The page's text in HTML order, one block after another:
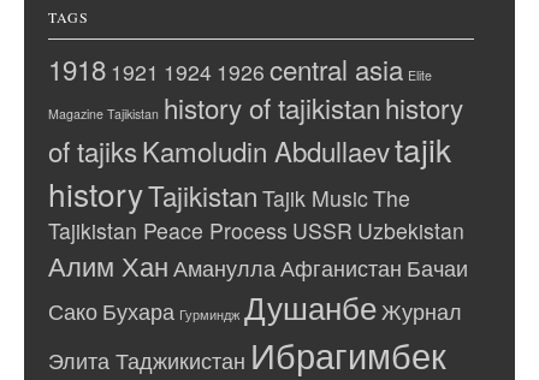
TAGS
1918 1921 1924 1926 central asia Elite
Magazine Tajikistan history of tajikistanhistory
of tajiksKamoludin Abdullaevtajik
historyTajikistan Tajik MusicThe
Tajikistan Peace Process USSR Uzbekistan
Алим Хан Аманулла Афганистан Бачаи
Сако Бухара Гурминдж Душанбе Журнал
Элита Таджикистан Ибрагимбек